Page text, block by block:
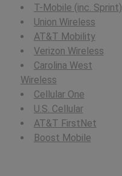
T-Mobile (inc. Sprint)
Union Wireless
AT&T Mobility
Verizon Wireless
Carolina West
Wireless
Cellular One
U.S. Cellular
AT&T FirstNet
Boost Mobile